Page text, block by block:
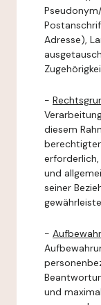
Adresse),
-
diesem
und
seiner
-
und